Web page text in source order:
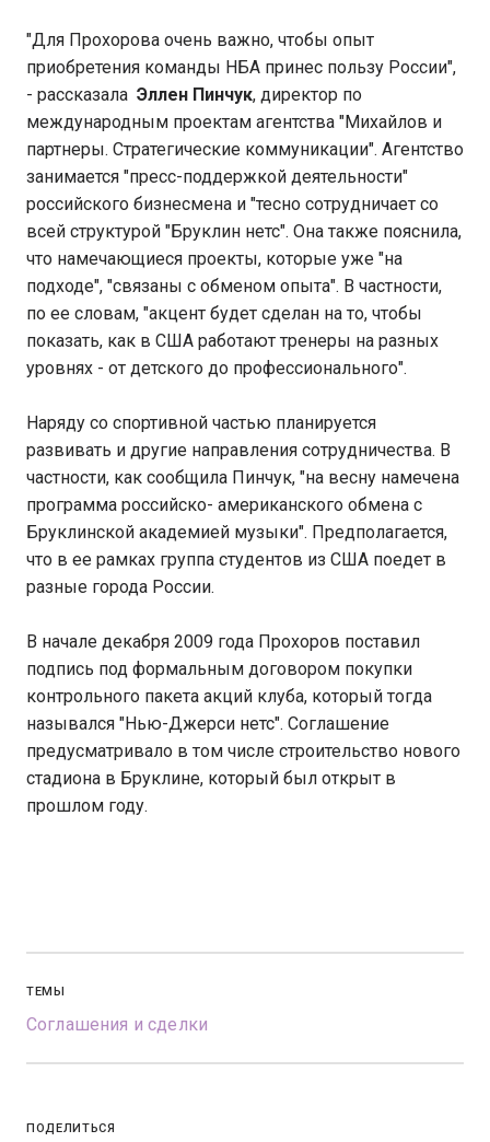
"Для Прохорова очень важно, чтобы опыт
приобретения команды НБА принес пользу России",
- рассказала Эллен Пинчук, директор по
международным проектам агентства "Михайлов и
партнеры. Стратегические коммуникации". Агентство
занимается "пресс-поддержкой деятельности"
российского бизнесмена и "тесно сотрудничает со
всей структурой "Бруклин нетс". Она также пояснила,
что намечающиеся проекты, которые уже "на
подходе", "связаны с обменом опыта". В частности,
по ее словам, "акцент будет сделан на то, чтобы
показать, как в США работают тренеры на разных
уровнях - от детского до профессионального".
Наряду со спортивной частью планируется
развивать и другие направления сотрудничества. В
частности, как сообщила Пинчук, "на весну намечена
программа российско- американского обмена с
Бруклинской академией музыки". Предполагается,
что в ее рамках группа студентов из США поедет в
разные города России.
В начале декабря 2009 года Прохоров поставил
подпись под формальным договором покупки
контрольного пакета акций клуба, который тогда
назывался "Нью-Джерси нетс". Соглашение
предусматривало в том числе строительство нового
стадиона в Бруклине, который был открыт в
прошлом году.
ТЕМЫ
Соглашения и сделки
ПОДЕЛИТЬСЯ